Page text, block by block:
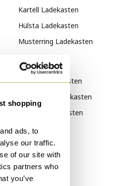
shopping
ads, to
our traffic.
of our site with
partners who
you’ve
Kartell Ladekasten
Hülsta Ladekasten
Musterring Ladekasten
Stijl
Vintage Ladekasten
Industrieel Ladekasten
Modern Ladekasten
Populariteit
Hout Dressoirs
Vitra
Fluweel Banken